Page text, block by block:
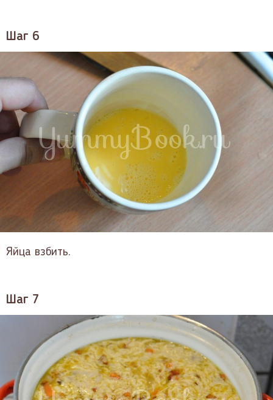
Шаг 6
Яйца взбить.
Шаг 7